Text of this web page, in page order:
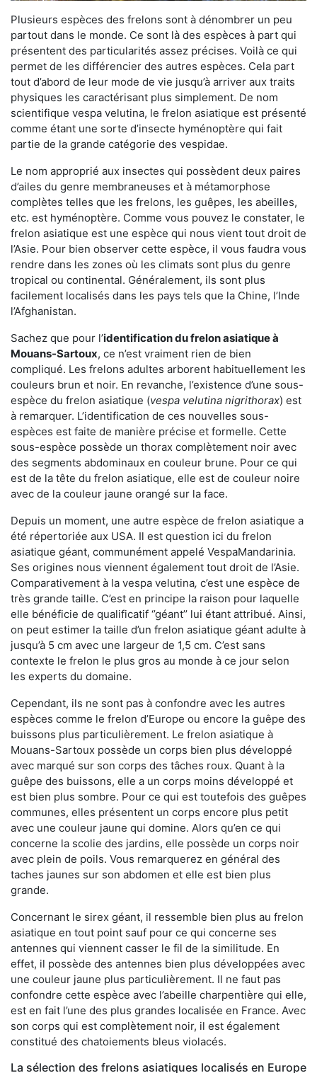
Plusieurs espèces des frelons sont à dénombrer un peu
partout dans le monde. Ce sont là des espèces à part qui
présentent des particularités assez précises. Voilà ce qui
permet de les différencier des autres espèces. Cela part
tout d’abord de leur mode de vie jusqu’à arriver aux traits
physiques les caractérisant plus simplement. De nom
scientifique vespa velutina, le frelon asiatique est présenté
comme étant une sorte d’insecte hyménoptère qui fait
partie de la grande catégorie des vespidae.
Le nom approprié aux insectes qui possèdent deux paires
d’ailes du genre membraneuses et à métamorphose
complètes telles que les frelons, les guêpes, les abeilles,
etc. est hyménoptère. Comme vous pouvez le constater, le
frelon asiatique est une espèce qui nous vient tout droit de
l’Asie. Pour bien observer cette espèce, il vous faudra vous
rendre dans les zones où les climats sont plus du genre
tropical ou continental. Généralement, ils sont plus
facilement localisés dans les pays tels que la Chine, l’Inde
l’Afghanistan.
Sachez que pour l’identification du frelon asiatiqueà
Mouans-Sartoux, ce n’est vraiment rien de bien
compliqué. Les frelons adultes arborent habituellement les
couleurs brun et noir. En revanche, l’existence d’une sous-
espèce du frelon asiatique (vespa velutina nigrithorax) est
à remarquer. L’identification de ces nouvelles sous-
espèces est faite de manière précise et formelle. Cette
sous-espèce possède un thorax complètement noir avec
des segments abdominaux en couleur brune. Pour ce qui
est de la tête du frelon asiatique, elle est de couleur noire
avec de la couleur jaune orangé sur la face.
Depuis un moment, une autre espèce de frelon asiatique a
été répertoriée aux USA. Il est question ici du frelon
asiatique géant, communément appelé VespaMandarinia.
Ses origines nous viennent également tout droit de l’Asie.
Comparativement à la vespa velutina, c’est une espèce de
très grande taille. C’est en principe la raison pour laquelle
elle bénéficie de qualificatif ‘’géant’’ lui étant attribué. Ainsi,
on peut estimer la taille d’un frelon asiatique géant adulte à
jusqu’à 5 cm avec une largeur de 1,5 cm. C’est sans
contexte le frelon le plus gros au monde à ce jour selon
les experts du domaine.
Cependant, ils ne sont pas à confondre avec les autres
espèces comme le frelon d’Europe ou encore la guêpe des
buissons plus particulièrement. Le frelon asiatique à
Mouans-Sartoux possède un corps bien plus développé
avec marqué sur son corps des tâches roux. Quant à la
guêpe des buissons, elle a un corps moins développé et
est bien plus sombre. Pour ce qui est toutefois des guêpes
communes, elles présentent un corps encore plus petit
avec une couleur jaune qui domine. Alors qu’en ce qui
concerne la scolie des jardins, elle possède un corps noir
avec plein de poils. Vous remarquerez en général des
taches jaunes sur son abdomen et elle est bien plus
grande.
Concernant le sirex géant, il ressemble bien plus au frelon
asiatique en tout point sauf pour ce qui concerne ses
antennes qui viennent casser le fil de la similitude. En
effet, il possède des antennes bien plus développées avec
une couleur jaune plus particulièrement. Il ne faut pas
confondre cette espèce avec l’abeille charpentière qui elle,
est en fait l’une des plus grandes localisée en France. Avec
son corps qui est complètement noir, il est également
constitué des chatoiements bleus violacés.
La sélection des frelons asiatiques localisés en Europe